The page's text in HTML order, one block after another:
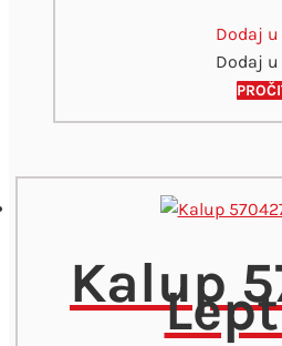
Dodaj
Dodaj
Kalup